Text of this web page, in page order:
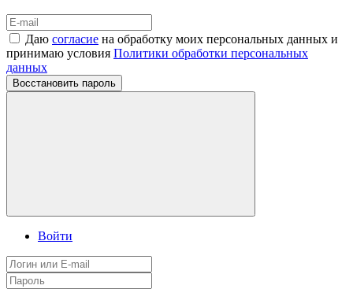
Даю согласие на обработку моих персональных данных и
принимаю условия Политики обработки персональных
данных
Восстановить пароль
Войти